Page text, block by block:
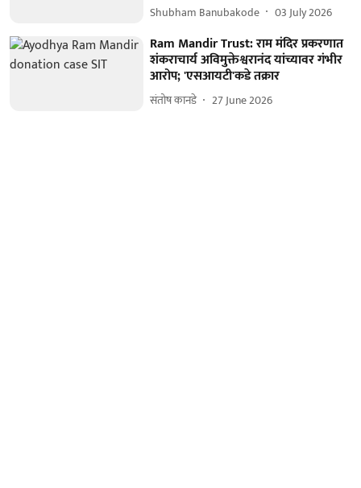
Shubham Banubakode 03 July 2026
Ram Mandir Trust: राम मंदिर प्रकरणात
शंकराचार्य अविमुक्तेश्वरानंद यांच्यावर गंभीर
आरोप; 'एसआयटी'कडे तक्रार
संतोष कानडे 27 June 2026